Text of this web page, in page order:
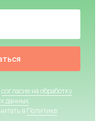
согласие на обработку
данных
в Политике